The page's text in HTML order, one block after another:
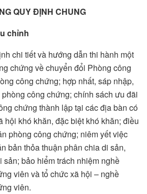
QUY ĐỊNH CHUNG
chỉnh
chi tiết và hướng dẫn thi hành một
chứng về chuyển đổi Phòng công
công chứng; hợp nhất, sáp nhập,
công chứng; chính sách ưu đãi
chứng thành lập tại các địa bàn có
hội khó khăn, đặc biệt khó khăn; điều
phòng công chứng; niêm yết việc
bản thỏa thuận phân chia di sản,
sản; bảo hiểm trách nhiệm nghề
viên và tổ chức xã hội – nghề
viên.